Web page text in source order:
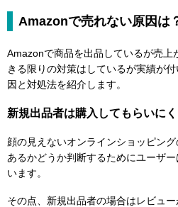
Amazonで売れない原因は
Amazonで商品を出品しているが売上
きる限りの対策はしているが実績が
因と対処法を紹介します。
新規出品者は購入してもらいに
顔の見えないオンラインショッピン
あるかどうか判断するためにユーザ
います。
その点、新規出品者の場合はレビュー